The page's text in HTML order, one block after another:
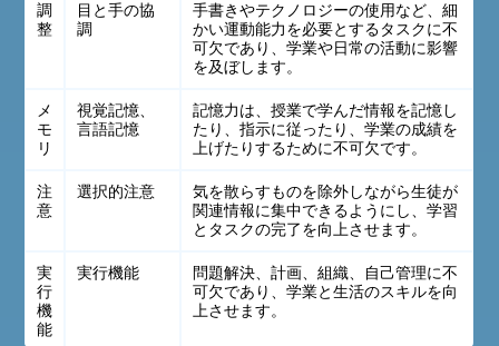
調
整
目と手の協
調
手書きやテクノロジーの使用など、細
かい運動能力を必要とするタスクに不
可欠であり、学業や日常の活動に影響
を及ぼします。
メ
モ
リ
視覚記憶、
言語記憶
記憶力は、授業で学んだ情報を記憶し
たり、指示に従ったり、学業の成績を
上げたりするために不可欠です。
注
意
選択的注意
気を散らすものを除外しながら生徒が
関連情報に集中できるようにし、学習
とタスクの完了を向上させます。
実
行
機
能
実行機能
問題解決、計画、組織、自己管理に不
可欠であり、学業と生活のスキルを向
上させます。